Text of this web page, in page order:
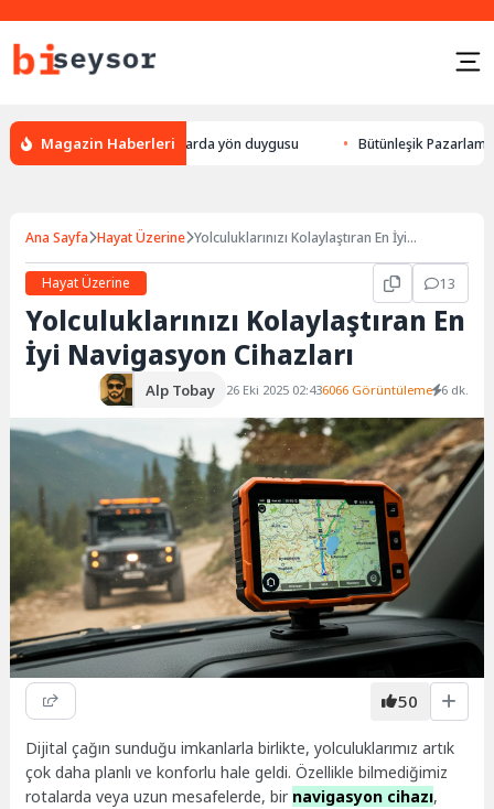
Magazin Haberleri
bulması, hayvanlarda yön duygusu Bütünleşik Pazarlama:
Ana Sayfa Hayat Üzerine Yolculuklarınızı Kolaylaştıran En İyi
Hayat Üzerine
13
Yolculuklarınızı Kolaylaştıran En
İyi Navigasyon Cihazları
Alp Tobay 26 Eki 2025 02:436066 Görüntüleme 6 dk.
50
Dijital çağın sunduğu imkanlarla birlikte, yolculuklarımız artık
çok daha planlı ve konforlu hale geldi. Özellikle bilmediğimiz
rotalarda veya uzun mesafelerde, bir navigasyon cihazı,